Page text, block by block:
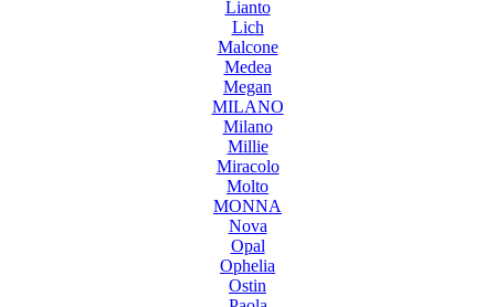
Lianto
Lich
Malcone
Medea
Megan
MILANO
Milano
Millie
Miracolo
Molto
MONNA
Nova
Opal
Ophelia
Ostin